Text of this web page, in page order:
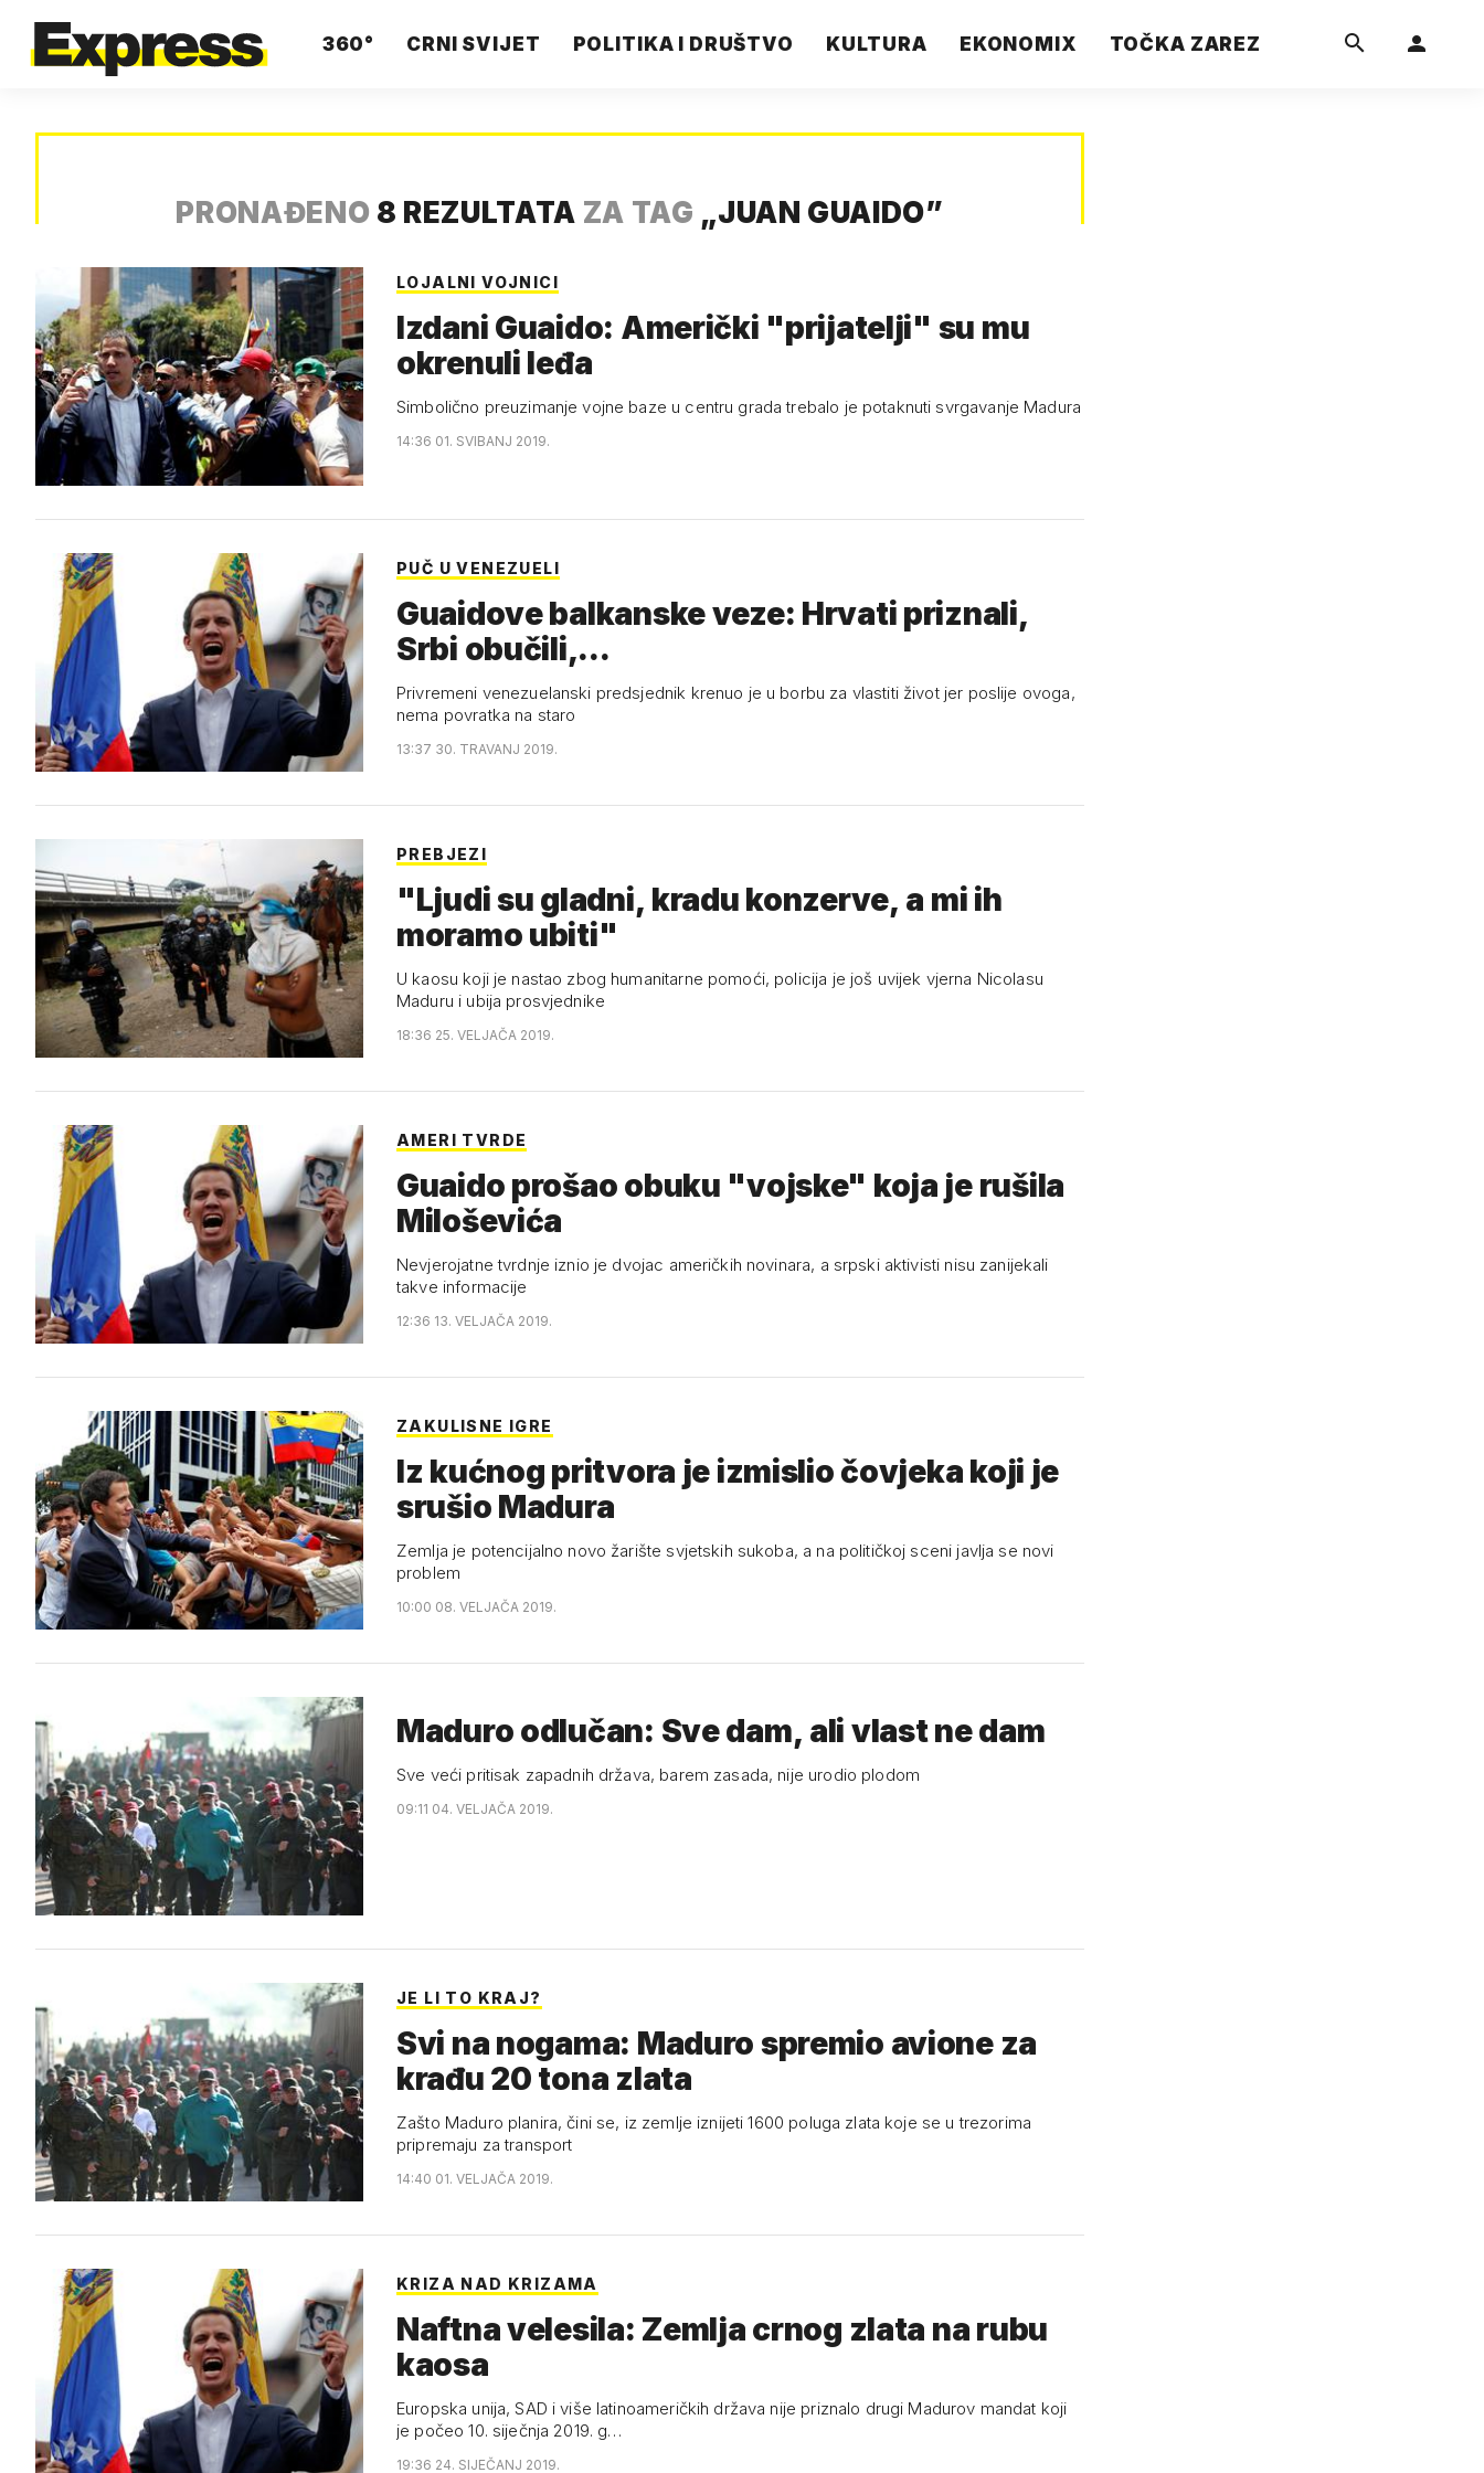
360° CRNI SVIJET POLITIKA I DRUŠTVO KULTURA EKONOMIX TOČKA ZAREZ
PRONAĐENO 8 REZULTATA ZA TAG „JUAN GUAIDO”
LOJALNI VOJNICI
Izdani Guaido: Američki "prijatelji" su mu
okrenuli leđa
Simbolično preuzimanje vojne baze u centru grada trebalo je potaknuti svrgavanje Madura
14:36 01. SVIBANJ 2019.
PUČ U VENEZUELI
Guaidove balkanske veze: Hrvati priznali,
Srbi obučili,...
Privremeni venezuelanski predsjednik krenuo je u borbu za vlastiti život jer poslije ovoga,
nema povratka na staro
13:37 30. TRAVANJ 2019.
PREBJEZI
"Ljudi su gladni, kradu konzerve, a mi ih
moramo ubiti"
U kaosu koji je nastao zbog humanitarne pomoći, policija je još uvijek vjerna Nicolasu
Maduru i ubija prosvjednike
18:36 25. VELJAČA 2019.
AMERI TVRDE
Guaido prošao obuku "vojske" koja je rušila
Miloševića
Nevjerojatne tvrdnje iznio je dvojac američkih novinara, a srpski aktivisti nisu zanijekali
takve informacije
12:36 13. VELJAČA 2019.
ZAKULISNE IGRE
Iz kućnog pritvora je izmislio čovjeka koji je
srušio Madura
Zemlja je potencijalno novo žarište svjetskih sukoba, a na političkoj sceni javlja se novi
problem
10:00 08. VELJAČA 2019.
Maduro odlučan: Sve dam, ali vlast ne dam
Sve veći pritisak zapadnih država, barem zasada, nije urodio plodom
09:11 04. VELJAČA 2019.
JE LI TO KRAJ?
Svi na nogama: Maduro spremio avione za
krađu 20 tona zlata
Zašto Maduro planira, čini se, iz zemlje iznijeti 1600 poluga zlata koje se u trezorima
pripremaju za transport
14:40 01. VELJAČA 2019.
KRIZA NAD KRIZAMA
Naftna velesila: Zemlja crnog zlata na rubu
kaosa
Europska unija, SAD i više latinoameričkih država nije priznalo drugi Madurov mandat koji
je počeo 10. siječnja 2019. g…
19:36 24. SIJEČANJ 2019.